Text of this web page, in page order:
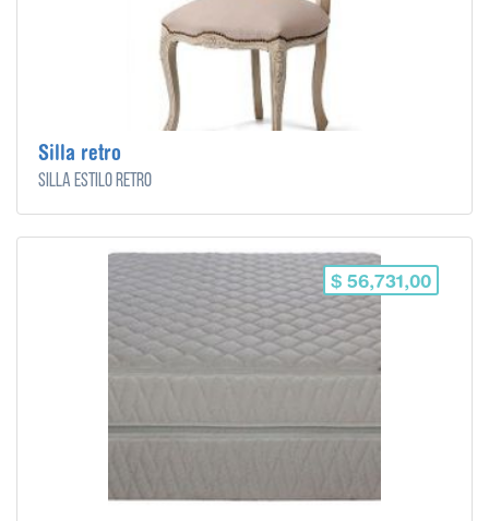
Silla retro
Silla estilo retro
$ 56,731,00